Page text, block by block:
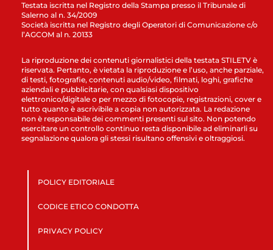
Testata iscritta nel Registro della Stampa presso il Tribunale di
Salerno al n. 34/2009
Società iscritta nel Registro degli Operatori di Comunicazione c/o
l’AGCOM al n. 20133
La riproduzione dei contenuti giornalistici della testata STILETV è
riservata. Pertanto, è vietata la riproduzione e l’uso, anche parziale,
di testi, fotografie, contenuti audio/video, filmati, loghi, grafiche
aziendali e pubblicitarie, con qualsiasi dispositivo
elettronico/digitale o per mezzo di fotocopie, registrazioni, cover e
tutto quanto è ascrivibile a copia non autorizzata. La redazione
non è responsabile dei commenti presenti sul sito. Non potendo
esercitare un controllo continuo resta disponibile ad eliminarli su
segnalazione qualora gli stessi risultano offensivi e oltraggiosi.
POLICY EDITORIALE
CODICE ETICO CONDOTTA
PRIVACY POLICY